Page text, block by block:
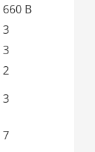
660 В
3
3
2
3
7